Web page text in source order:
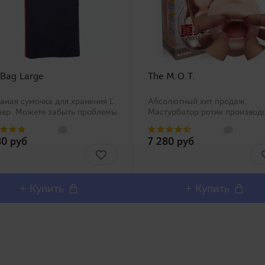
Large
сумочка для хранения L
Можете забыть проблемы
сумочками Toy Bag
размеров от компании
руб
+ Купить
The M.O.T.
Абсолютный хит продаж.
Мастурбатор ротик
ассортименте. Любители
орального секса должны
довольны столь
воспроизв..
7 280 руб
+ Купить